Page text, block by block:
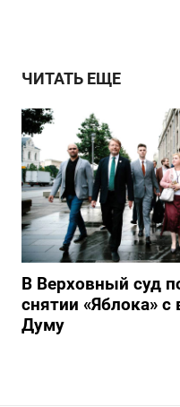
ЧИТАТЬ ЕЩЕ
В Верховный суд
снятии «Яблока»
Думу